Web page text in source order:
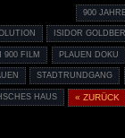
900
ISIDOR
900 FILM PLAUEN DOKU
STADTRUNDGANG
HAUS « ZURÜCK